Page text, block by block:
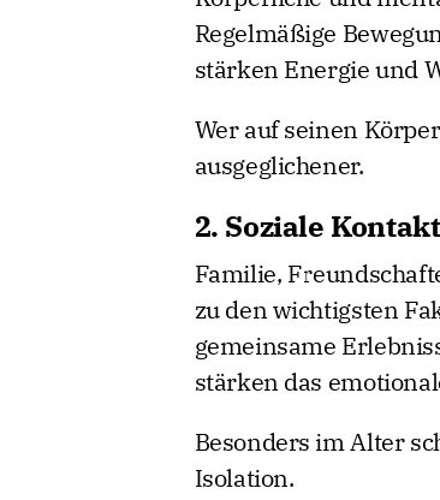
Regelmäßige
stärken Energie und
Wer auf seinen
ausgeglichener.
2. Soziale
Familie,
zu den wichtigsten
gemeinsame
stärken das
Besonders im Alter
Isolation.